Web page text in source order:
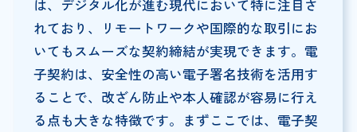
は、デジタル化が進む現代において特に注目さ
れており、リモートワークや国際的な取引にお
いてもスムーズな契約締結が実現できます。電
子契約は、安全性の高い電子署名技術を活用す
ることで、改ざん防止や本人確認が容易に行え
る点も大きな特徴です。まずここでは、電子契